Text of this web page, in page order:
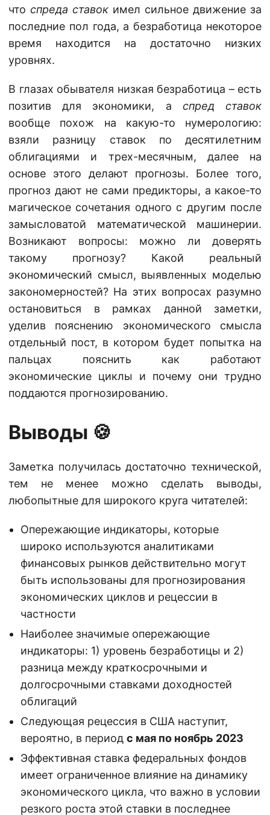
что спреда ставок имел сильное движение за
последние пол года, а безработица некоторое
время находится на достаточно низких
уровнях.
В глазах обывателя низкая безработица – есть
позитив для экономики, а спред ставок
вообще похож на какую-то нумерологию:
взяли разницу ставок по десятилетним
облигациями и трех-месячным, далее на
основе этого делают прогнозы. Более того,
прогноз дают не сами предикторы, а какое-то
магическое сочетания одного с другим после
замысловатой математической машинерии.
Возникают вопросы: можно ли доверять
такому прогнозу? Какой реальный
экономический смысл, выявленных моделью
закономерностей? На этих вопросах разумно
остановиться в рамках данной заметки,
уделив пояснению экономического смысла
отдельный пост, в котором будет попытка на
пальцах пояснить как работают
экономические циклы и почему они трудно
поддаются прогнозированию.
Выводы 🍪
Заметка получилась достаточно технической,
тем не менее можно сделать выводы,
любопытные для широкого круга читателей:
Опережающие индикаторы, которые
широко используются аналитиками
финансовых рынков действительно могут
быть использованы для прогнозирования
экономических циклов и рецессии в
частности
Наиболее значимые опережающие
индикаторы: 1) уровень безработицы и 2)
разница между краткосрочными и
долгосрочными ставками доходностей
облигаций
Следующая рецессия в США наступит,
вероятно, в период с мая по ноябрь 2023
Эффективная ставка федеральных фондов
имеет ограниченное влияние на динамику
экономического цикла, что важно в условии
резкого роста этой ставки в последнее